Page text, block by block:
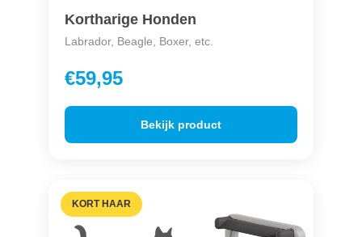
Kortharige Honden
Labrador, Beagle, Boxer, etc.
€59,95
Bekijk product
KORT HAAR